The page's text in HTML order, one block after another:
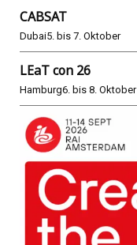
CABSAT
Dubai5. bis 7. Oktober
LEaT con 26
Hamburg6. bis 8. Oktober